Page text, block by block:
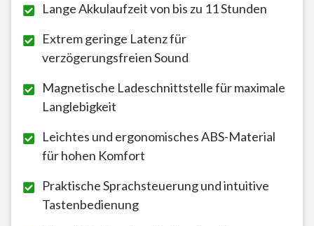
Lange Akkulaufzeit von bis zu 11 Stunden
Extrem geringe Latenz für
verzögerungsfreien Sound
Magnetische Ladeschnittstelle für maximale
Langlebigkeit
Leichtes und ergonomisches ABS-Material
für hohen Komfort
Praktische Sprachsteuerung und intuitive
Tastenbedienung